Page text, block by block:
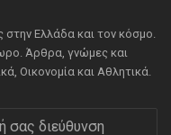
στην Ελλάδα και τον κόσμο.
Άρθρα, γνώμες και
Οικονομία και Αθλητικά.